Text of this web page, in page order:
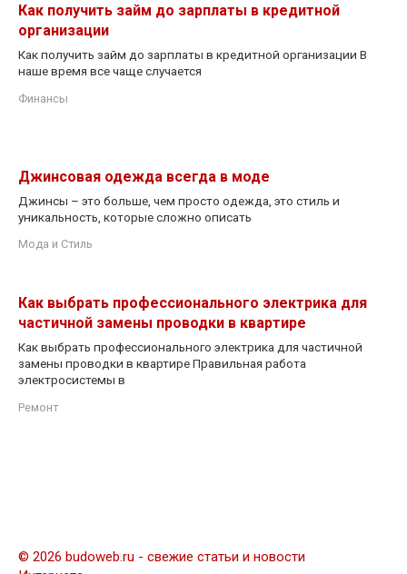
Как получить займ до зарплаты в кредитной
организации
Как получить займ до зарплаты в кредитной организации В
наше время все чаще случается
Финансы
Джинсовая одежда всегда в моде
Джинсы – это больше, чем просто одежда, это стиль и
уникальность, которые сложно описать
Мода и Стиль
Как выбрать профессионального электрика для
частичной замены проводки в квартире
Как выбрать профессионального электрика для частичной
замены проводки в квартире Правильная работа
электросистемы в
Ремонт
© 2026 budoweb.ru - свежие статьи и новости